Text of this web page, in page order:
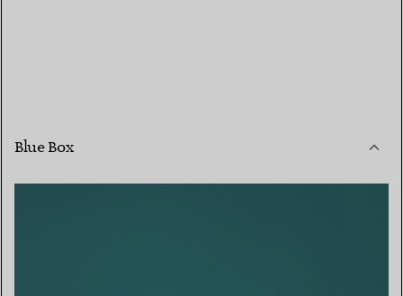
Blue Box